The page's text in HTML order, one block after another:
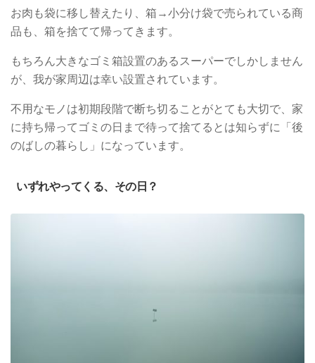
お肉も袋に移し替えたり、箱→小分け袋で売られている商
品も、箱を捨てて帰ってきます。
もちろん大きなゴミ箱設置のあるスーパーでしかしません
が、我が家周辺は幸い設置されています。
不用なモノは初期段階で断ち切ることがとても大切で、家
に持ち帰ってゴミの日まで待って捨てるとは知らずに「後
のばしの暮らし」になっています。
いずれやってくる、その日？